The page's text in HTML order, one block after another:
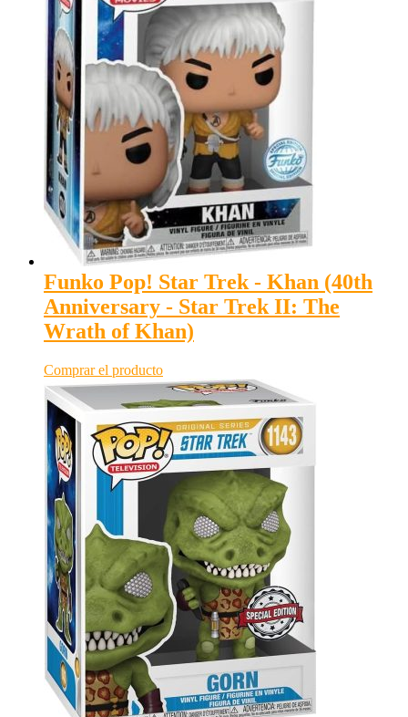
Funko Pop! Star Trek - Khan (40th
Anniversary - Star Trek II: The
Wrath of Khan)
Comprar el producto